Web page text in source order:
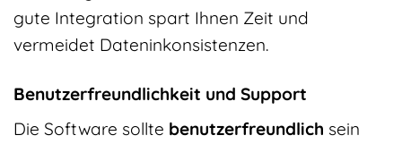
gute Integration spart Ihnen Zeit und
vermeidet Dateninkonsistenzen.
Benutzerfreundlichkeit und Support
Die Software sollte benutzerfreundlich sein